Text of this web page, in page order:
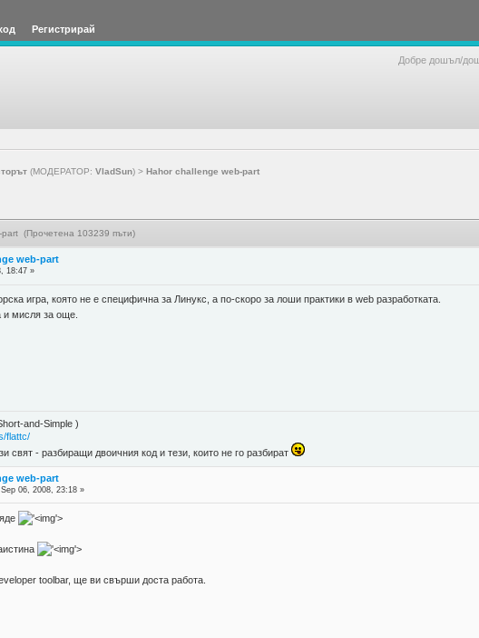
Регистрирай
Добре дошъл/
(МОДЕРАТОР: VladSun) > Hahor challenge web-part
(Прочетена 103239 пъти)
web-part
18:47 »
игра, която не е специфична за Линукс, а по-скоро за лоши практики в web разработката.
мисля за още.
and-Simple )
flattc/
свят - разбиращи двоичния код и тези, които не го разбират
web-part
Sep 06, 2008, 23:18 »
'>
'>
toolbar, ще ви свърши доста работа.